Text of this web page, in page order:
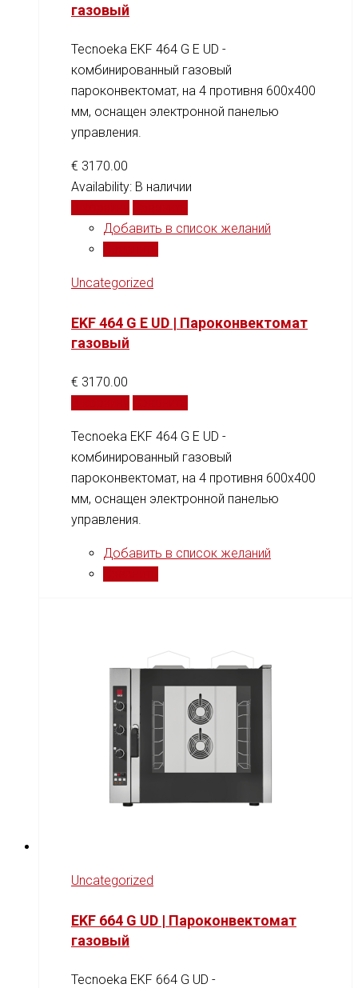
газовый
Tecnoeka EKF 464 G E UD -
комбинированный газовый
пароконвектомат, на 4 противня 600x400
мм, оснащен электронной панелью
управления.
€ 3170.00
Availability: В наличии
Добавить в список желаний
Uncategorized
EKF 464 G E UD | Пароконвектомат
газовый
€ 3170.00
Tecnoeka EKF 464 G E UD -
комбинированный газовый
пароконвектомат, на 4 противня 600x400
мм, оснащен электронной панелью
управления.
Добавить в список желаний
Uncategorized
EKF 664 G UD | Пароконвектомат
газовый
Tecnoeka EKF 664 G UD -